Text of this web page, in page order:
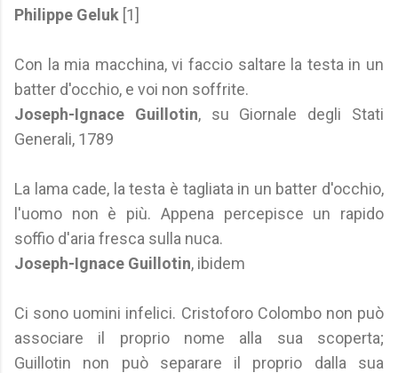
Philippe Geluk [1]
Con la mia macchina, vi faccio saltare la testa in un
batter d'occhio, e voi non soffrite.
Joseph-Ignace Guillotin, su Giornale degli Stati
Generali, 1789
La lama cade, la testa è tagliata in un batter d'occhio,
l'uomo non è più. Appena percepisce un rapido
soffio d'aria fresca sulla nuca.
Joseph-Ignace Guillotin, ibidem
Ci sono uomini infelici. Cristoforo Colombo non può
associare il proprio nome alla sua scoperta;
Guillotin non può separare il proprio dalla sua